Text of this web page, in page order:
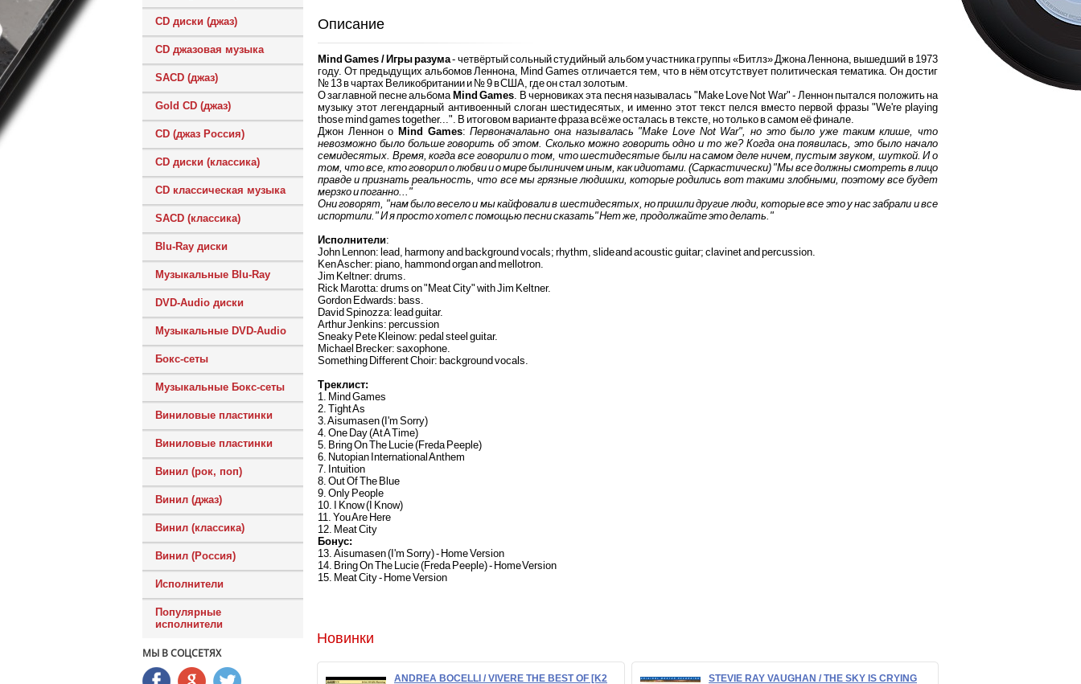
CD диски (джаз)
CD джазовая музыка
SACD (джаз)
Gold CD (джаз)
CD (джаз Россия)
CD диски (классика)
CD классическая музыка
SACD (классика)
Blu-Ray диски
Музыкальные Blu-Ray
DVD-Audio диски
Музыкальные DVD-Audio
Бокс-сеты
Музыкальные Бокс-сеты
Виниловые пластинки
Виниловые пластинки
Винил (рок, поп)
Винил (джаз)
Винил (классика)
Винил (Россия)
Исполнители
Популярные
исполнители
МЫ В СОЦСЕТЯХ
Описание
Mind Games / Игры разума- четвёртый сольный студийный альбом участника группы «Битлз» Джона Леннона, вышедший в 1973
году. От предыдущих альбомов Леннона, Mind Games отличается тем, что в нём отсутствует политическая тематика. Он достиг
№ 13 в чартах Великобритании и № 9 в США, где он стал золотым.
О заглавной песне альбома Mind Games . В черновиках эта песня называлась "Make Love Not War" - Леннон пытался положить на
музыку этот легендарный антивоенный слоган шестидесятых, и именно этот текст пелся вместо первой фразы "We're playing
those mind games together...". В итоговом варианте фраза всё же осталась в тексте, но только в самом её финале.
Джон Леннон о Mind Games:Первоначалаьно она называлась "Make Love Not War", но это было уже таким клише, что
невозможно было больше говорить об этом. Сколько можно говорить одно и то же? Когда она появилась, это было начало
семидесятых. Время, когда все говорили о том, что шестидесятые были на самом деле ничем, пустым звуком, шуткой. И о
том, что все, кто говорил о любви и о мире были ничем иным, как идиотами. (Саркастически) "Мы все должны смотреть в лицо
правде и признать реальность, что все мы грязные людишки, которые родились вот такими злобными, поэтому все будет
мерзко и поганно..."
Они говорят, "нам было весело и мы кайфовали в шестидесятых, но пришли другие люди, которые все это у нас забрали и все
испортили." И я просто хотел с помощью песни сказать" Нет же, продолжайте это делать."
Исполнители:
John Lennon: lead, harmony and background vocals; rhythm, slide and acoustic guitar; clavinet and percussion.
Ken Ascher: piano, hammond organ and mellotron.
Jim Keltner: drums.
Rick Marotta: drums on "Meat City" with Jim Keltner.
Gordon Edwards: bass.
David Spinozza: lead guitar.
Arthur Jenkins: percussion
Sneaky Pete Kleinow: pedal steel guitar.
Michael Brecker: saxophone.
Something Different Choir: background vocals.
Треклист:
1. Mind Games
2. Tight As
3. Aisumasen (I'm Sorry)
4. One Day (At A Time)
5. Bring On The Lucie (Freda Peeple)
6. Nutopian International Anthem
7. Intuition
8. Out Of The Blue
9. Only People
10. I Know (I Know)
11. You Are Here
12. Meat City
Бонус:
13. Aisumasen (I'm Sorry) - Home Version
14. Bring On The Lucie (Freda Peeple) - Home Version
15. Meat City - Home Version
Новинки
ANDREA BOCELLI / VIVERE THE BEST OF [K2 STEVIE RAY VAUGHAN / THE SKY IS CRYING